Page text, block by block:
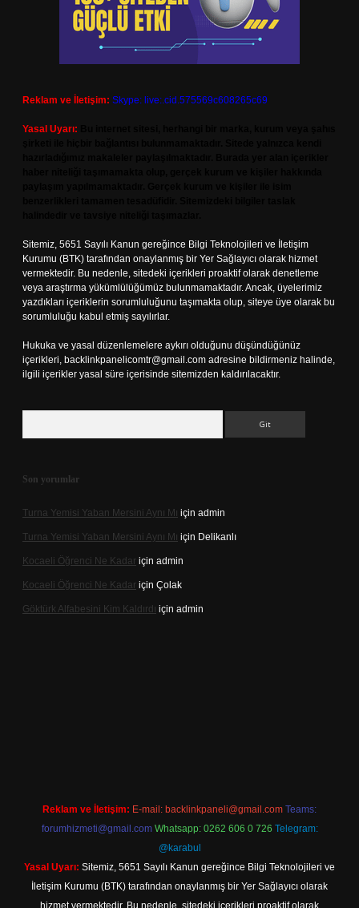
Reklam ve İletişim: Skype: live:.cid.575569c608265c69
Yasal Uyarı:
Sitemiz, 5651 Sayılı Kanun gereğince Bilgi Teknolojileri ve İletişim
Kurumu (BTK) tarafından onaylanmış bir Yer Sağlayıcı olarak hizmet
vermektedir. Bu nedenle, sitedeki içerikleri proaktif olarak denetleme
veya araştırma yükümlülüğümüz bulunmamaktadır. Ancak, üyelerimiz
yazdıkları içeriklerin sorumluluğunu taşımakta olup, siteye üye olarak bu
sorumluluğu kabul etmiş sayılırlar.
Hukuka ve yasal düzenlemelere aykırı olduğunu düşündüğünüz
içerikleri, backlinkpanelicomtr@gmail.com adresine bildirmeniz halinde,
ilgili içerikler yasal süre içerisinde sitemizden kaldırılacaktır.
Son yorumlar
Turna Yemisi Yaban Mersini Aynı Mı için admin
Turna Yemisi Yaban Mersini Aynı Mı için Delikanlı
Kocaeli Öğrenci Ne Kadar için admin
Kocaeli Öğrenci Ne Kadar için Çolak
Göktürk Alfabesini Kim Kaldırdı için admin
Reklam ve İletişim: E-mail: backlinkpaneli@gmail.com Teams:
forumhizmeti@gmail.com Whatsapp: 0262 606 0 726 Telegram:
@karabul
Yasal Uyarı: Sitemiz, 5651 Sayılı Kanun gereğince Bilgi Teknolojileri ve
İletişim Kurumu (BTK) tarafından onaylanmış bir Yer Sağlayıcı olarak
hizmet vermektedir. Bu nedenle, sitedeki içerikleri proaktif olarak